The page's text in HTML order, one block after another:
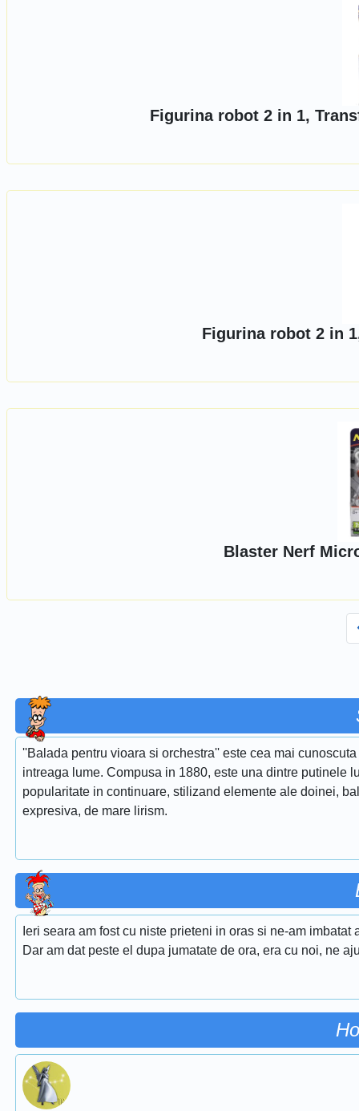
Figurina robot 2 in 1,
Figurina robot 2 in
Blaster Nerf
''Balada pentru vioara si orchestra'' este cea mai
intreaga lume. Compusa in 1880, este una dintre putinele
popularitate in continuare, stilizand elemente ale doinei,
expresiva, de mare lirism.
Ieri seara am fost cu niste prieteni in oras si ne-am
Dar am dat peste el dupa jumatate de ora, era cu noi, ne